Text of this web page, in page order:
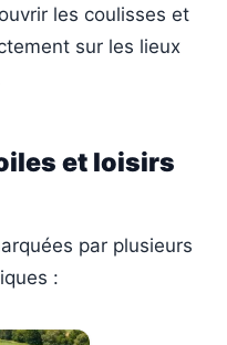
les coulisses et
sur les lieux
et loisirs
par plusieurs
: